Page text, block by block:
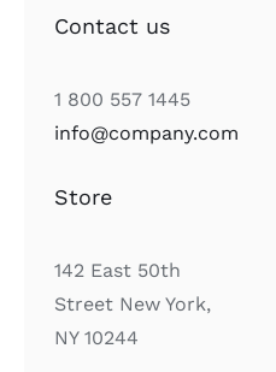
Contact us
1 800 557 1445
info@company.com
Store
142 East 50th
Street New York,
NY 10244